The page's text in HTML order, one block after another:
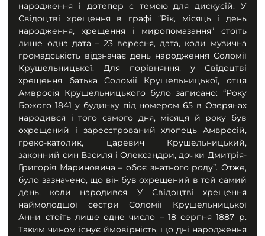
народження і дотепер є темою для дискусій. У
Свідоцтві хрещення в графі “Рік, місяць і день
народження, хрещення і миропомазання” стоїть
лише одна дата – 23 вересня, дата, коли музична
громадськість відзначає день народження Соломії
Крушельницької. Для порівняння: у Свідоцтві
хрещення батька Соломії Крушельницької, отця
Амвросія Крушельницького було записано: “Року
Божого 1841 у будинку під номером 65 в Озерянах
народився і того самого дня, місяця й року був
охрещений і зареєстрований хлопець Амвросій,
греко-католик, царевич Крушельницький,
законний син Василя і Олександри, дочки Дмитрія-
Григорія Мариновича – обоє знатного роду”. Отже,
було зазначено, що він був охрещений в той самий
день, коли народився. У Свідоцтві хрещення
наймолодшої сестри Соломії Крушельницької
Анни стоїть лише одне число – 18 серпня 1887 р.
Таким чином існує ймовірність, що дні народження